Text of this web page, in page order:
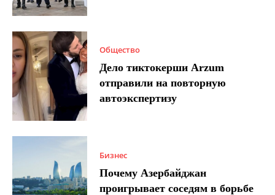
Общество
Дело тиктокерши Arzum
отправили на повторную
автоэкспертизу
Бизнес
Почему Азербайджан
проигрывает соседям в борьбе